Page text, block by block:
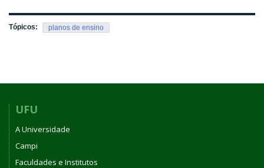
Tópicos: planos de ensino
UFU
A Universidade
Campi
Faculdades e Institutos